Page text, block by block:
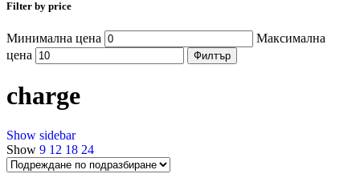
Filter by price
Минимална цена
Максимална
цена
Филтър
charge
Show sidebar
Show 9 12 18 24